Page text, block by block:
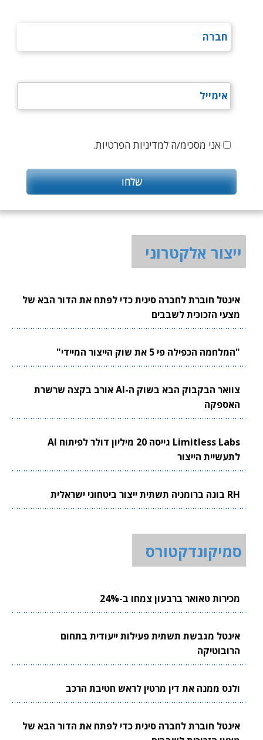
אני מסכימ/ה למדיניות הפרטיות.
ייצור אלקטרוני
אינטל חוברת לחברה סינית כדי לפתח את הדור הבא של
מצעי הזכוכית לשבבים
"המלחמה הכפילה פי 5 את שוק הייצור המיידי"
צוואר הבקבוק הבא בשוק ה-AI אורב בקצה שרשרת
האספקה
Limitless Labs גייסה 20 מיליון דולר לפיתוח AI
לתעשיית הייצור
RH בונה ברומניה תשתית ייצור ביטחוני ישראלית
סמיקונדקטורס
מכירות טאואר ברבעון צמחו ב-24%
אינטל מגבשת תשתית פעילות ייעודית בתחום
הרובוטיקה
ולנס ממנה את דין מרטין לראש חטיבת הרכב
אינטל חוברת לחברה סינית כדי לפתח את הדור הבא של